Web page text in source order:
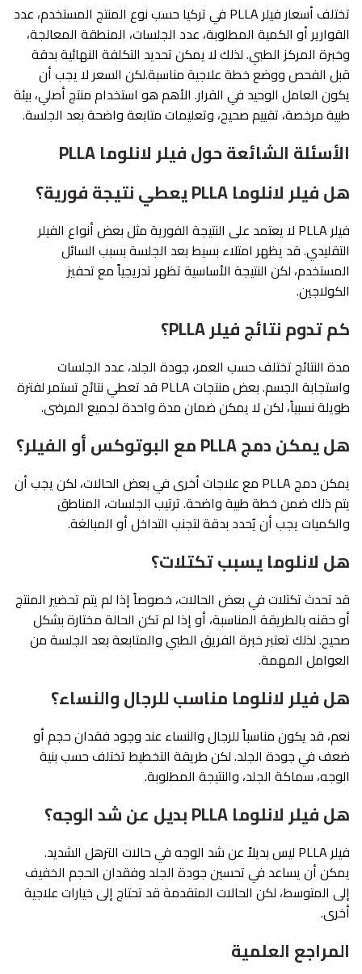
تختلف أسعار فيلر PLLA في تركيا حسب نوع المنتج المستخدم، عدد
القوارير أو الكمية المطلوبة، عدد الجلسات، المنطقة المعالجة،
وخبرة المركز الطبي. لذلك لا يمكن تحديد التكلفة النهائية بدقة
قبل الفحص ووضع خطة علاجية مناسبة.لكن السعر لا يجب أن
يكون العامل الوحيد في القرار. الأهم هو استخدام منتج أصلي، بيئة
طبية مرخصة، تقييم صحيح، وتعليمات متابعة واضحة بعد الجلسة.
الأسئلة الشائعة حول فيلر لانلوما PLLA
هل فيلر لانلوما PLLA يعطي نتيجة فورية؟
فيلر PLLA لا يعتمد على النتيجة الفورية مثل بعض أنواع الفيلر
التقليدي. قد يظهر امتلاء بسيط بعد الجلسة بسبب السائل
المستخدم، لكن النتيجة الأساسية تظهر تدريجياً مع تحفيز
الكولاجين.
كم تدوم نتائج فيلر PLLA؟
مدة النتائج تختلف حسب العمر، جودة الجلد، عدد الجلسات
واستجابة الجسم. بعض منتجات PLLA قد تعطي نتائج تستمر لفترة
طويلة نسبياً، لكن لا يمكن ضمان مدة واحدة لجميع المرضى.
هل يمكن دمج PLLA مع البوتوكس أو الفيلر؟
يمكن دمج PLLA مع علاجات أخرى في بعض الحالات، لكن يجب أن
يتم ذلك ضمن خطة طبية واضحة. ترتيب الجلسات، المناطق
والكميات يجب أن يُحدد بدقة لتجنب التداخل أو المبالغة.
هل لانلوما يسبب تكتلات؟
قد تحدث تكتلات في بعض الحالات، خصوصاً إذا لم يتم تحضير المنتج
أو حقنه بالطريقة المناسبة، أو إذا لم تكن الحالة مختارة بشكل
صحيح. لذلك تعتبر خبرة الفريق الطبي والمتابعة بعد الجلسة من
العوامل المهمة.
هل فيلر لانلوما مناسب للرجال والنساء؟
نعم، قد يكون مناسباً للرجال والنساء عند وجود فقدان حجم أو
ضعف في جودة الجلد. لكن طريقة التخطيط تختلف حسب بنية
الوجه، سماكة الجلد، والنتيجة المطلوبة.
هل فيلر لانلوما PLLA بديل عن شد الوجه؟
فيلر PLLA ليس بديلاً عن شد الوجه في حالات الترهل الشديد.
يمكن أن يساعد في تحسين جودة الجلد وفقدان الحجم الخفيف
إلى المتوسط، لكن الحالات المتقدمة قد تحتاج إلى خيارات علاجية
أخرى.
المراجع العلمية